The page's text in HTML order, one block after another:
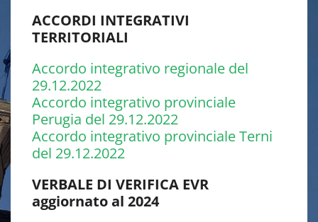
ACCORDI INTEGRATIVI
TERRITORIALI
Accordo integrativo regionale del
29.12.2022
Accordo integrativo provinciale
Perugia del 29.12.2022
Accordo integrativo provinciale Terni
del 29.12.2022
VERBALE DI VERIFICA EVR
aggiornato al 2024